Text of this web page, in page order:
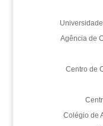
Agência de
Centro de
Colégio de